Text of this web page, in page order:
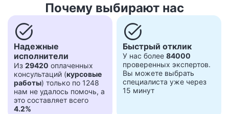
Почему выбирают нас
task_alt
Надежные
исполнители
Из 29420 оплаченных
консультаций (курсовые
работы) только по 1248
нам не удалось помочь, а
это составляет всего
4.2%
task_alt
Быстрый отклик
У нас более 84000
проверенных экспертов.
Вы можете выбрать
специалиста уже через
15 минут